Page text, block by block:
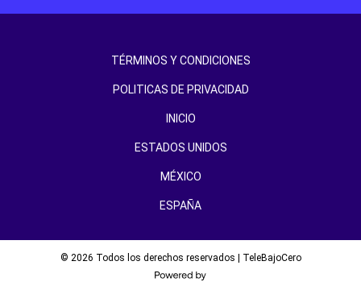
TÉRMINOS Y CONDICIONES
POLITICAS DE PRIVACIDAD
INICIO
ESTADOS UNIDOS
MÉXICO
ESPAÑA
© 2026 Todos los derechos reservados | TeleBajoCero